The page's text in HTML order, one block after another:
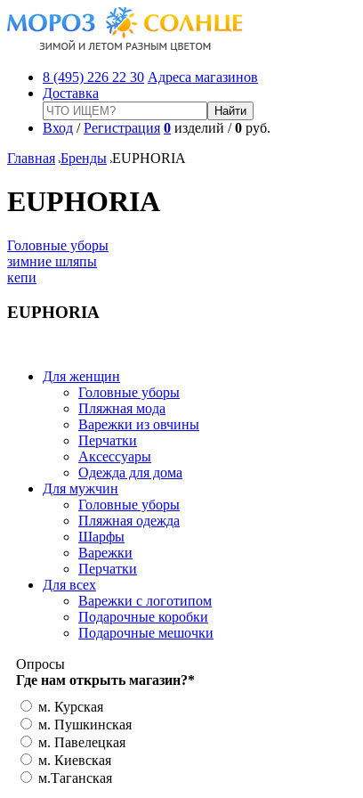
8 (495) 226 22 30 Адреса магазинов
Доставка
Вход /Регистрация 0 изделий /0 руб.
Главная Бренды EUPHORIA
EUPHORIA
Головные уборы
зимние шляпы
кепи
EUPHORIA
Для женщин
Головные уборы
Пляжная мода
Варежки из овчины
Перчатки
Аксессуары
Одежда для дома
Для мужчин
Головные уборы
Пляжная одежда
Шарфы
Варежки
Перчатки
Для всех
Варежки с логотипом
Подарочные коробки
Подарочные мешочки
Опросы
Где нам открыть магазин?*
м. Курская
м. Пушкинская
м. Павелецкая
м. Киевская
м.Таганская